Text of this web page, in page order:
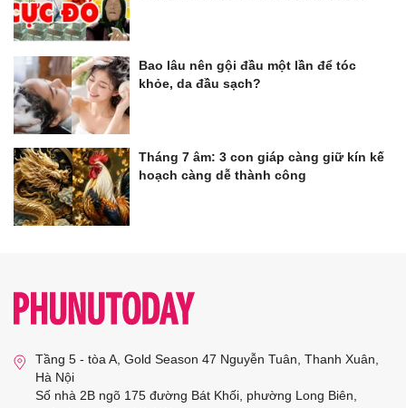
Bao lâu nên gội đầu một lần để tóc
khỏe, da đầu sạch?
Tháng 7 âm: 3 con giáp càng giữ kín kế
hoạch càng dễ thành công
Tầng 5 - tòa A, Gold Season 47 Nguyễn Tuân, Thanh Xuân,
Hà Nội
Số nhà 2B ngõ 175 đường Bát Khối, phường Long Biên,